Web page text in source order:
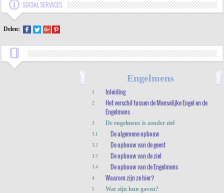
SOCIAL SERVICES
Delen:
Engelmens
1 Inleiding
2
Het verschil tussen de Menselijke Engel en de
Engelmens
3 De engelmens is zonder ziel
3.1 De algemene opbouw
3.2 De opbouw van de geest
3.3 De opbouw van de ziel
3.4 De opbouw van de Engelmens
4 Waarom zijn ze hier?
5 Wat zijn hun gaven?